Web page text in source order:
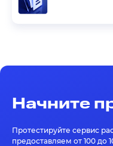
Начните
Протестируйте сервис
предоставляем от 100 до